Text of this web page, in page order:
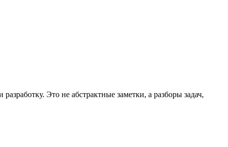
Это не абстрактные заметки, а разборы задач,